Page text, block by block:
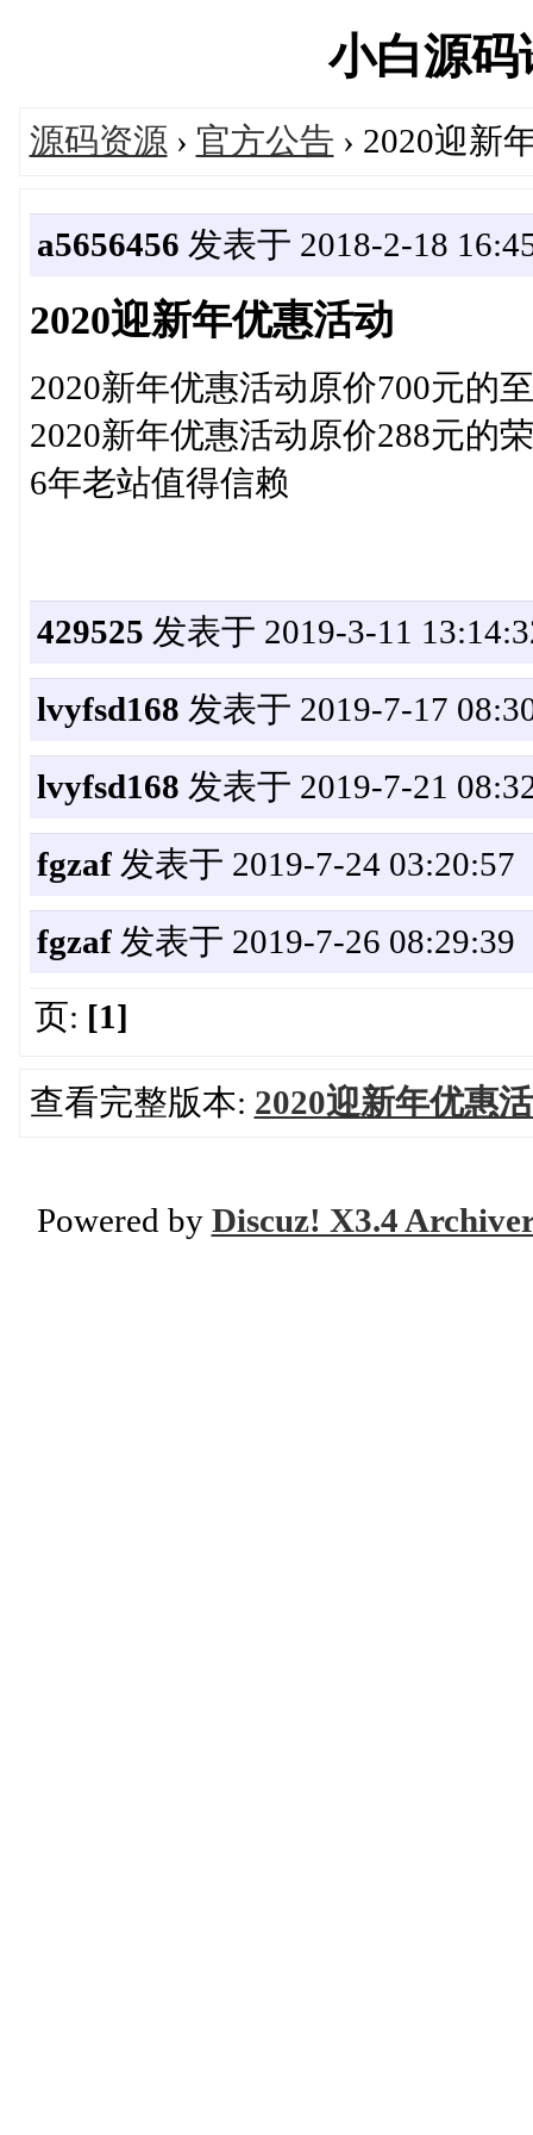
小白源
源码资源 › 官方公告 › 2020迎新
a5656456 发表于 2018-2-18
2020迎新年优惠活动
2020新年优惠活动原价700元的
2020新年优惠活动原价288元的
6年老站值得信赖
429525 发表于 2019-3-11
lvyfsd168 发表于 2019-7-17
lvyfsd168 发表于 2019-7-21
fgzaf发表于 2019-7-24 03:20:57
fgzaf发表于 2019-7-26 08:29:39
页: [1]
查看完整版本: 2020迎新年优惠
Powered by Discuz! X3.4